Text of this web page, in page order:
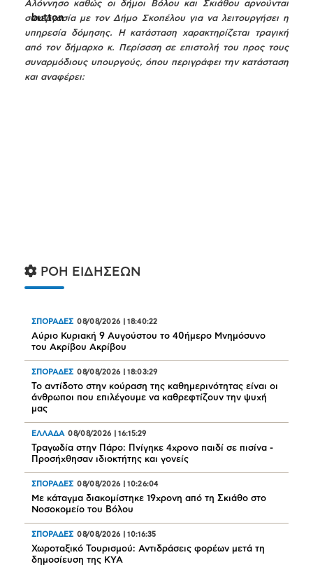
Αλόννησο καθώς οι δήμοι Βόλου και Σκιάθου αρνούνται
συνεργασία με τον Δήμο Σκοπέλου για να λειτουργήσει η
υπηρεσία δόμησης. Η κατάσταση χαρακτηρίζεται τραγική
από τον δήμαρχο κ. Περίσσση σε επιστολή του προς τους
συναρμόδιους υπουργούς, όπου περιγράφει την κατάσταση
και αναφέρει:
ΡΟΗ ΕΙΔΗΣΕΩΝ
ΣΠΟΡΑΔΕΣ 08/08/2026 18:40:22
Αύριο Κυριακή 9 Αυγούστου το 40ήμερο Μνημόσυνο
του Ακρίβου Ακρίβου
ΣΠΟΡΑΔΕΣ 08/08/2026 18:03:29
Το αντίδοτο στην κούραση της καθημερινότητας είναι οι
άνθρωποι που επιλέγουμε να καθρεφτίζουν την ψυχή
μας
ΕΛΛΑΔΑ 08/08/2026 16:15:29
Τραγωδία στην Πάρο: Πνίγηκε 4χρονο παιδί σε πισίνα -
Προσήχθησαν ιδιοκτήτης και γονείς
ΣΠΟΡΑΔΕΣ 08/08/2026 10:26:04
Mε κάταγμα διακομίστηκε 19χρονη από τη Σκιάθο στο
Νοσοκομείο του Βόλου
ΣΠΟΡΑΔΕΣ 08/08/2026 10:16:35
Χωροταξικό Τουρισμού: Αντιδράσεις φορέων μετά τη
δημοσίευση της ΚΥΑ